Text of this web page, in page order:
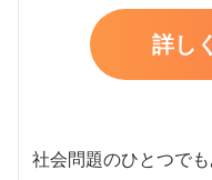
詳し
社会問題のひとつで